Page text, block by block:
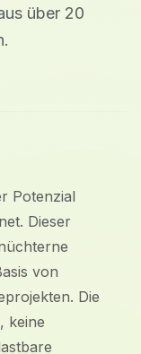
über 20
Potenzial
Dieser
von
Die
keine